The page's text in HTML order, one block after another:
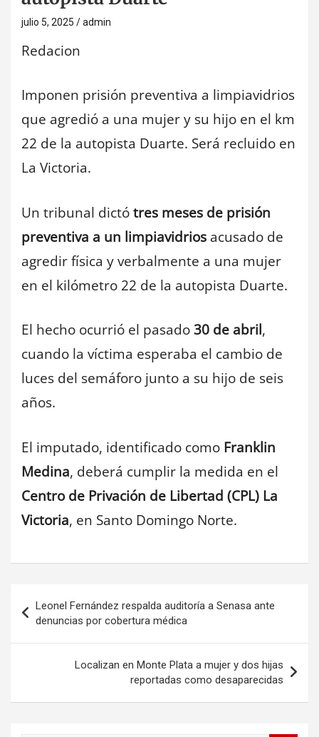
julio 5, 2025 admin
Redacion
Imponen prisión preventiva a limpiavidrios
que agredió a una mujer y su hijo en el km
22 de la autopista Duarte. Será recluido en
La Victoria.
Un tribunal dictótres meses de prisión
preventiva a un limpiavidrios acusado de
agredir física y verbalmente a una mujer
en el kilómetro 22 de la autopista Duarte.
El hecho ocurrió el pasado30 de abril,
cuando la víctima esperaba el cambio de
luces del semáforo junto a su hijo de seis
años.
El imputado, identificado como Franklin
Medina, deberá cumplir la medida en el
Centro de Privación de Libertad (CPL) La
Victoria, en Santo Domingo Norte.
Navegación
de
entradas
Leonel Fernández respalda auditoría a Senasa ante
denuncias por cobertura médica
Localizan en Monte Plata a mujer y dos hijas
reportadas como desaparecidas